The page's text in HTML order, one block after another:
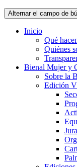
Alternar el campo de
Inicio
Qué
Quiénes
Bienal Mujer y
Sobre la
Edición